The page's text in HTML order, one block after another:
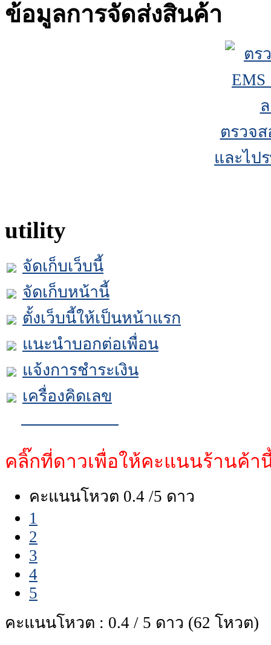
ข้อมูลการจัดส่งสินค้า
ตรวจ
และไป
utility
จัดเก็บเว็บนี้
จัดเก็บหน้านี้
ตั้งเว็บนี้ให้เป็นหน้าแรก
แนะนำบอกต่อเพื่อน
แจ้งการชำระเงิน
เครื่องคิดเลข
คลิ๊กที่ดาวเพื่อให้คะแนนร้านค้า
คะแนนโหวต 0.4 /5 ดาว
1
2
3
4
5
คะแนนโหวต : 0.4 / 5 ดาว (62 โหวต)